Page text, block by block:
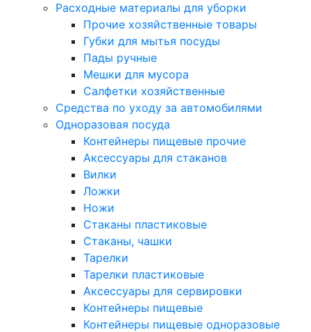
Расходные материалы для уборки
Прочие хозяйственные товары
Губки для мытья посуды
Пады ручные
Мешки для мусора
Салфетки хозяйственные
Средства по уходу за автомобилями
Одноразовая посуда
Контейнеры пищевые прочие
Аксессуары для стаканов
Вилки
Ложки
Ножи
Стаканы пластиковые
Стаканы, чашки
Тарелки
Тарелки пластиковые
Аксессуары для сервировки
Контейнеры пищевые
Контейнеры пищевые одноразовые